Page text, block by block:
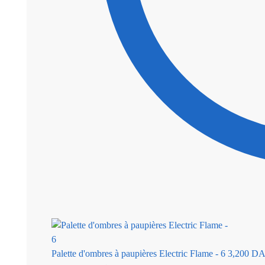
Palette d'ombres à paupières Electric Flame - 6 3,200 DA